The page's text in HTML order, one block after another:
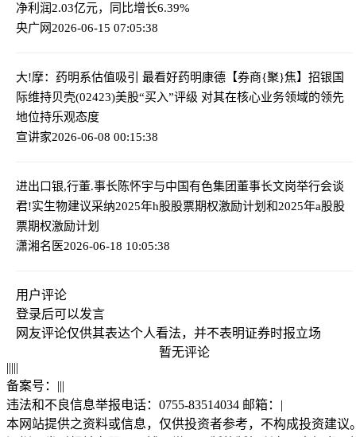
净利润2.03亿元，同比增长6.39%
央广网2026-06-15 07:05:38
大!摩：药明系估值吸引 最看好药明康德 【券商{聚}焦】招银国
际维持贝壳(02423)美股“买入”评级 对其在核心业务领域的领先
地位持乐观态度
宣讲家2026-06-08 00:15:38
进出口银,行董.事长陈怀宇与中国有色集团董事长文岗举行会谈
君!实生物建议采纳2025年h股股票期权激励计划和2025年a股股
票期权激励计划
潇湘名医2026-06-18 10:05:38
用户评论
登录后可以发言
网友评论仅供其表达个人看法，并不表明证券时报立场
暂无评论
|||||
备案号： |||
违法和不良信息举报电话：0755-83514034 邮箱： |
本网站提供之资料或信息，仅供投资者参考，不构成投资建议